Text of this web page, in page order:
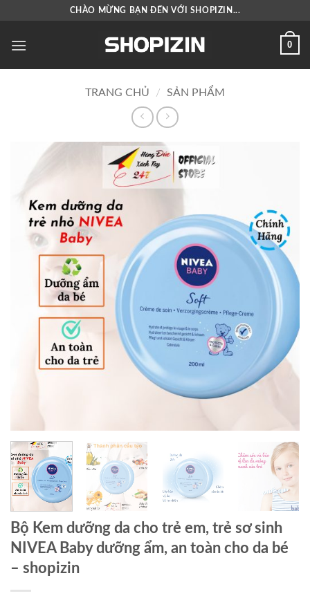
nội
CHÀO MỪNG BẠN ĐẾN VỚI SHOPIZIN...
0
TRANG CHỦ / SẢN PHẨM
Bộ Kem dưỡng da cho trẻ em, trẻ sơ sinh
NIVEA Baby dưỡng ẩm, an toàn cho da bé
– shopizin